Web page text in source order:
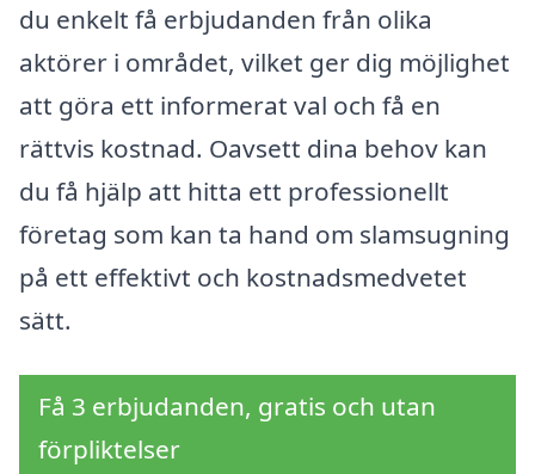
du enkelt få erbjudanden från olika
aktörer i området, vilket ger dig möjlighet
att göra ett informerat val och få en
rättvis kostnad. Oavsett dina behov kan
du få hjälp att hitta ett professionellt
företag som kan ta hand om slamsugning
på ett effektivt och kostnadsmedvetet
sätt.
Få 3 erbjudanden, gratis och utan
förpliktelser